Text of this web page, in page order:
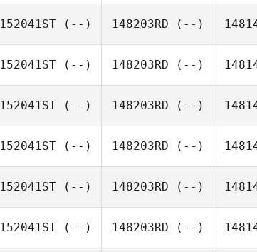
152041ST(--) 148203RD (--)
152041ST(--) 148203RD (--)
152041ST(--) 148203RD (--)
152041ST(--) 148203RD (--)
152041ST(--) 148203RD (--)
152041ST(--) 148203RD (--)